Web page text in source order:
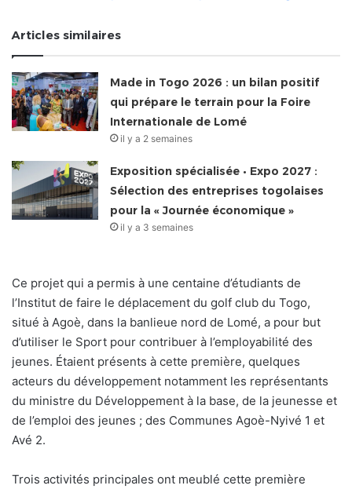
Articles similaires
Made in Togo 2026 : un bilan positif
qui prépare le terrain pour la Foire
Internationale de Lomé
il y a 2 semaines
Exposition spécialisée • Expo 2027 :
Sélection des entreprises togolaises
pour la « Journée économique »
il y a 3 semaines
Ce projet qui a permis à une centaine d’étudiants de
l’Institut de faire le déplacement du golf club du Togo,
situé à Agoè, dans la banlieue nord de Lomé, a pour but
d’utiliser le Sport pour contribuer à l’employabilité des
jeunes. Étaient présents à cette première, quelques
acteurs du développement notamment les représentants
du ministre du Développement à la base, de la jeunesse et
de l’emploi des jeunes ; des Communes Agoè-Nyivé 1 et
Avé 2.
Trois activités principales ont meublé cette première